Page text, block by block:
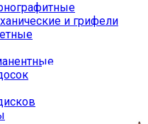
и грифели